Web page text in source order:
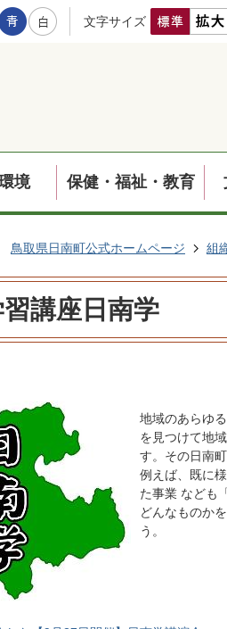
文字サイズ
境 保健・福祉・教育
鳥取県日南町公式ホームページ 組
講座日南学
地域のあらゆ
を見つけて地
す。その日南
例えば、既に
た事業 なども
どんなものか
う。